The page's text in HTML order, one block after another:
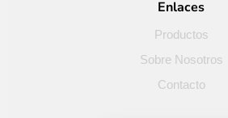
Enlaces
Productos
Sobre Nosotros
Contacto